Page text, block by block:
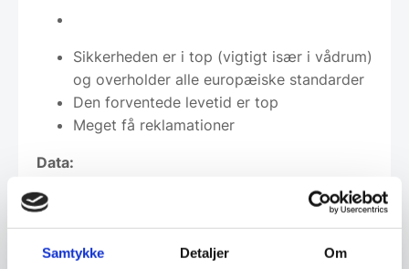
Samtykke Detaljer Om
Sikkerheden er i top (vigtigt især i vådrum)
og overholder alle europæiske standarder
Den forventede levetid er top
Meget få reklamationer
Data:
Elegant spejl i et asymmetrisk design, med
Spejlene har fået brudsikker behandling,